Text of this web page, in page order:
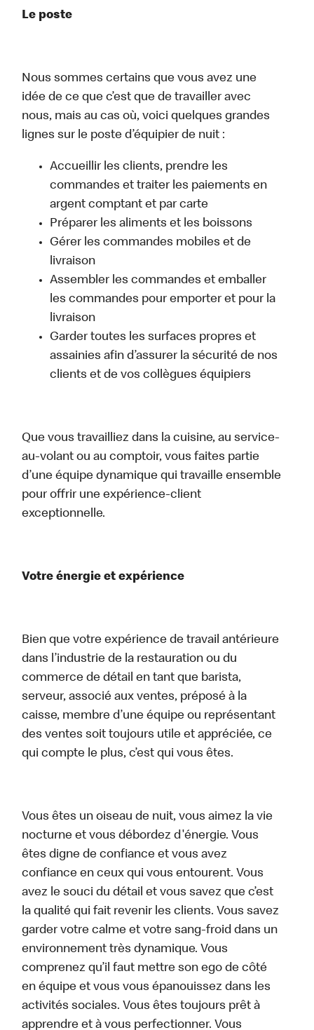
Le poste
Nous sommes certains que vous avez une
idée de ce que c’est que de travailler avec
nous, mais au cas où, voici quelques grandes
lignes sur le poste d’équipier de nuit :
Accueillir les clients, prendre les
commandes et traiter les paiements en
argent comptant et par carte
Préparer les aliments et les boissons
Gérer les commandes mobiles et de
livraison
Assembler les commandes et emballer
les commandes pour emporter et pour la
livraison
Garder toutes les surfaces propres et
assainies afin d’assurer la sécurité de nos
clients et de vos collègues équipiers
Que vous travailliez dans la cuisine, au service-
au-volant ou au comptoir, vous faites partie
d’une équipe dynamique qui travaille ensemble
pour offrir une expérience-client
exceptionnelle.
Votre énergie et expérience
Bien que votre expérience de travail antérieure
dans l’industrie de la restauration ou du
commerce de détail en tant que barista,
serveur, associé aux ventes, préposé à la
caisse, membre d’une équipe ou représentant
des ventes soit toujours utile et appréciée, ce
qui compte le plus, c’est qui vous êtes.
Vous êtes un oiseau de nuit, vous aimez la vie
nocturne et vous débordez d'énergie. Vous
êtes digne de confiance et vous avez
confiance en ceux qui vous entourent. Vous
avez le souci du détail et vous savez que c’est
la qualité qui fait revenir les clients. Vous savez
garder votre calme et votre sang-froid dans un
environnement très dynamique. Vous
comprenez qu’il faut mettre son ego de côté
en équipe et vous vous épanouissez dans les
activités sociales. Vous êtes toujours prêt à
apprendre et à vous perfectionner. Vous